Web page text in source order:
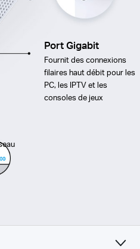
Port Gigabit
Fournit des connexions
filaires haut débit pour les
PC, les IPTV et les
consoles de jeux